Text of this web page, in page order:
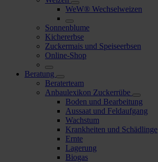
WeW® Wechselweizen
Sonnenblume
Kichererbse
Zuckermais und Speiseerbsen
Online-Shop
Beratung
Beraterteam
Anbaulexikon Zuckerrübe
Boden und Bearbeitung
Aussaat und Feldaufgang
Wachstum
Krankheiten und Schädlinge
Ernte
Lagerung
Biogas